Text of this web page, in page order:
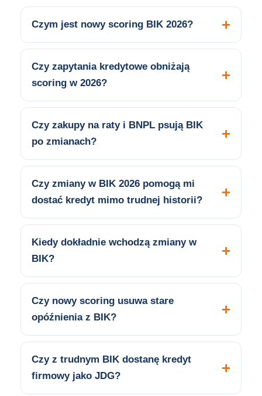
Czym jest nowy scoring BIK 2026?
Czy zapytania kredytowe obniżają
scoring w 2026?
Czy zakupy na raty i BNPL psują BIK
po zmianach?
Czy zmiany w BIK 2026 pomogą mi
dostać kredyt mimo trudnej historii?
Kiedy dokładnie wchodzą zmiany w
BIK?
Czy nowy scoring usuwa stare
opóźnienia z BIK?
Czy z trudnym BIK dostanę kredyt
firmowy jako JDG?